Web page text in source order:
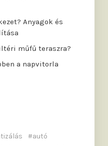
Anyagok és
műfű teraszra?
a napvitorla
autó